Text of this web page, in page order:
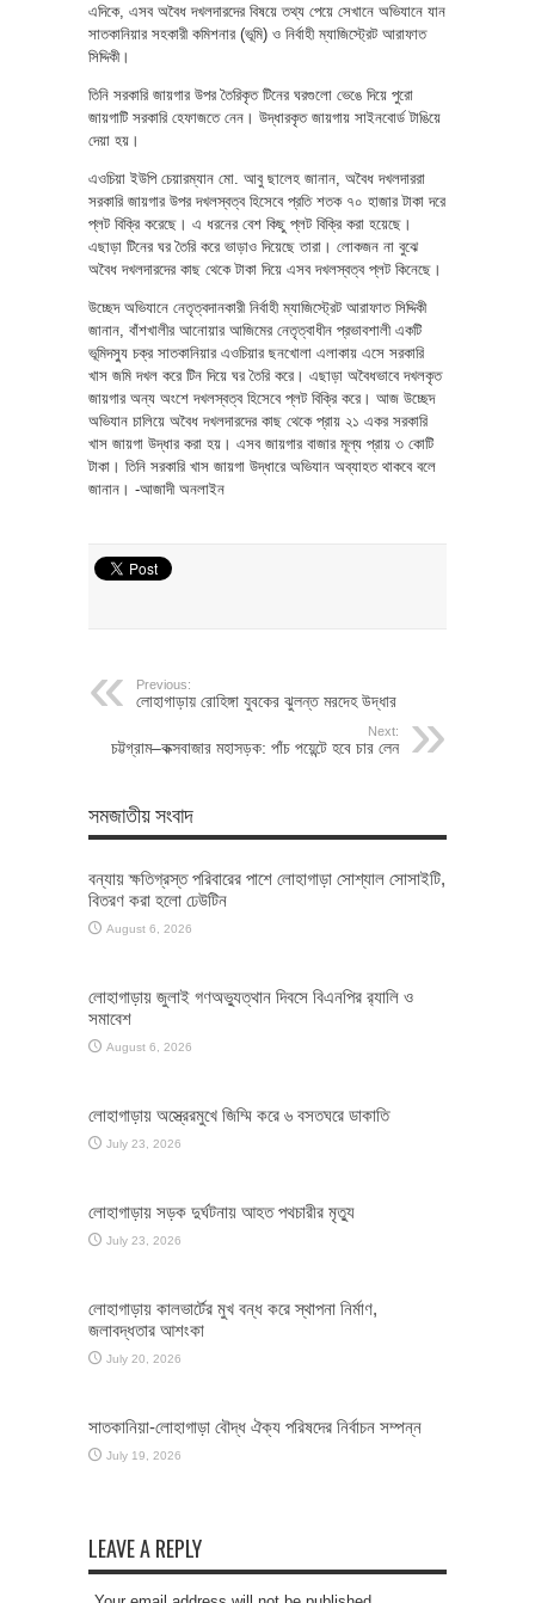
এদিকে, এসব অবৈধ দখলদারদের বিষয়ে তথ্য পেয়ে সেখানে অভিযানে যান
সাতকানিয়ার সহকারী কমিশনার (ভূমি) ও নির্বাহী ম্যাজিস্ট্রেট আরাফাত
সিদ্দিকী।
তিনি সরকারি জায়গার উপর তৈরিকৃত টিনের ঘরগুলো ভেঙে দিয়ে পুরো
জায়গাটি সরকারি হেফাজতে নেন। উদ্ধারকৃত জায়গায় সাইনবোর্ড টাঙিয়ে
দেয়া হয়।
এওচিয়া ইউপি চেয়ারম্যান মো. আবু ছালেহ জানান, অবৈধ দখলদাররা
সরকারি জায়গার উপর দখলস্বত্ব হিসেবে প্রতি শতক ৭০ হাজার টাকা দরে
প্লট বিক্রি করেছে। এ ধরনের বেশ কিছু প্লট বিক্রি করা হয়েছে।
এছাড়া টিনের ঘর তৈরি করে ভাড়াও দিয়েছে তারা। লোকজন না বুঝে
অবৈধ দখলদারদের কাছ থেকে টাকা দিয়ে এসব দখলস্বত্ব প্লট কিনেছে।
উচ্ছেদ অভিযানে নেতৃত্বদানকারী নির্বাহী ম্যাজিস্ট্রেট আরাফাত সিদ্দিকী
জানান, বাঁশখালীর আনোয়ার আজিমের নেতৃত্বাধীন প্রভাবশালী একটি
ভূমিদস্যু চক্র সাতকানিয়ার এওচিয়ার ছনখোলা এলাকায় এসে সরকারি
খাস জমি দখল করে টিন দিয়ে ঘর তৈরি করে। এছাড়া অবৈধভাবে দখলকৃত
জায়গার অন্য অংশে দখলস্বত্ব হিসেবে প্লট বিক্রি করে। আজ উচ্ছেদ
অভিযান চালিয়ে অবৈধ দখলদারদের কাছ থেকে প্রায় ২১ একর সরকারি
খাস জায়গা উদ্ধার করা হয়। এসব জায়গার বাজার মূল্য প্রায় ৩ কোটি
টাকা। তিনি সরকারি খাস জায়গা উদ্ধারে অভিযান অব্যাহত থাকবে বলে
জানান। -আজাদী অনলাইন
Previous:
লোহাগাড়ায় রোহিঙ্গা যুবকের ঝুলন্ত মরদেহ উদ্ধার
Next:
চট্টগ্রাম–কক্সবাজার মহাসড়ক: পাঁচ পয়েন্টে হবে চার লেন
সমজাতীয় সংবাদ
বন্যায় ক্ষতিগ্রস্ত পরিবারের পাশে লোহাগাড়া সোশ্যাল সোসাইটি,
বিতরণ করা হলো ঢেউটিন
August 6, 2026
লোহাগাড়ায় জুলাই গণঅভ্যুত্থান দিবসে বিএনপির র‌্যালি ও
সমাবেশ
August 6, 2026
লোহাগাড়ায় অস্ত্রেরমুখে জিম্মি করে ৬ বসতঘরে ডাকাতি
July 23, 2026
লোহাগাড়ায় সড়ক দুর্ঘটনায় আহত পথচারীর মৃত্যু
July 23, 2026
লোহাগাড়ায় কালভার্টের মুখ বন্ধ করে স্থাপনা নির্মাণ,
জলাবদ্ধতার আশংকা
July 20, 2026
সাতকানিয়া-লোহাগাড়া বৌদ্ধ ঐক্য পরিষদের নির্বাচন সম্পন্ন
July 19, 2026
LEAVE A REPLY